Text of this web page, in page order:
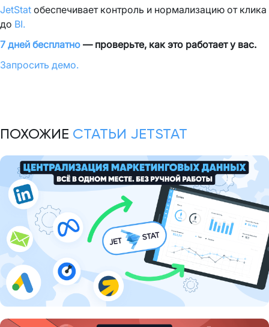
JetStat обеспечивает контроль и нормализацию от клика
до BI.
7 дней бесплатно — проверьте, как это работает у вас.
Запросить демо.
ПОХОЖИЕ СТАТЬИ JETSTAT